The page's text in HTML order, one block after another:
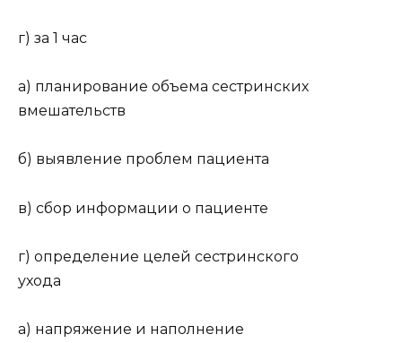
г) за 1 час
а) планирование объема сестринских
вмешательств
б) выявление проблем пациента
в) сбор информации о пациенте
г) определение целей сестринского
ухода
а) напряжение и наполнение